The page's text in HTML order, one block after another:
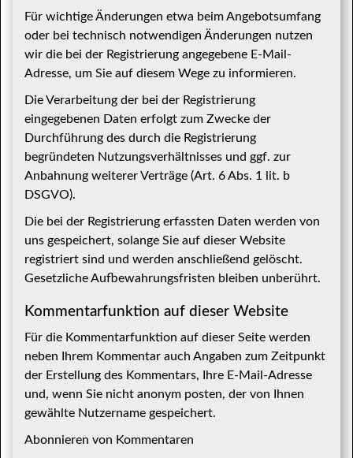
Für wichtige Änderungen etwa beim Angebotsumfang
oder bei technisch notwendigen Änderungen nutzen
wir die bei der Registrierung angegebene E-Mail-
Adresse, um Sie auf diesem Wege zu informieren.
Die Verarbeitung der bei der Registrierung
eingegebenen Daten erfolgt zum Zwecke der
Durchführung des durch die Registrierung
begründeten Nutzungsverhältnisses und ggf. zur
Anbahnung weiterer Verträge (Art. 6 Abs. 1 lit. b
DSGVO).
Die bei der Registrierung erfassten Daten werden von
uns gespeichert, solange Sie auf dieser Website
registriert sind und werden anschließend gelöscht.
Gesetzliche Aufbewahrungsfristen bleiben unberührt.
Kommentar­funktion auf dieser Website
Für die Kommentarfunktion auf dieser Seite werden
neben Ihrem Kommentar auch Angaben zum Zeitpunkt
der Erstellung des Kommentars, Ihre E-Mail-Adresse
und, wenn Sie nicht anonym posten, der von Ihnen
gewählte Nutzername gespeichert.
Abonnieren von Kommentaren